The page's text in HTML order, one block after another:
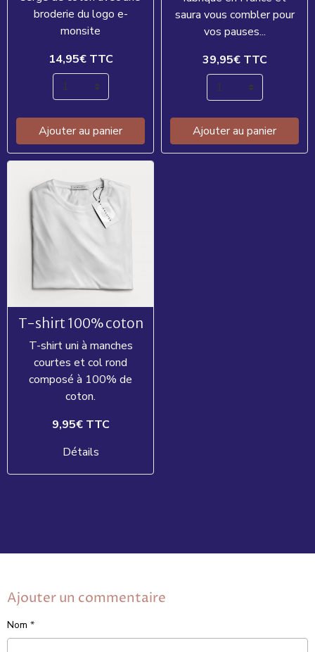
broderie du logo e-
monsite
14,95€ TTC
Ajouter au panier
saura vous combler pour
vos pauses...
39,95€ TTC
Ajouter au panier
T-shirt 100% coton
T-shirt uni à manches
courtes et col rond
composé à 100% de
coton.
9,95€ TTC
Détails
Ajouter un commentaire
Nom